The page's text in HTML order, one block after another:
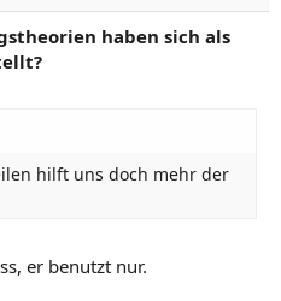
haben sich als
hilft uns doch mehr der
er benutzt nur.